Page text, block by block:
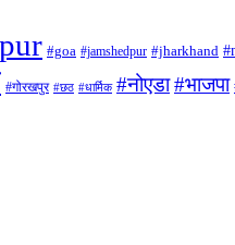
#goa #jamshedpur #jharkhand
#गोरखपुर #छठ #धार्मिक #नोएडा#भाजपा